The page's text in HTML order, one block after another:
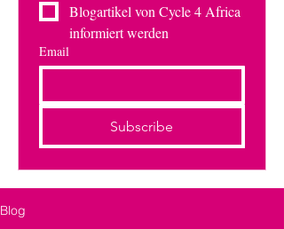
Blogartikel von Cycle 4 Africa
informiert werden
Email
Subscribe
Blog